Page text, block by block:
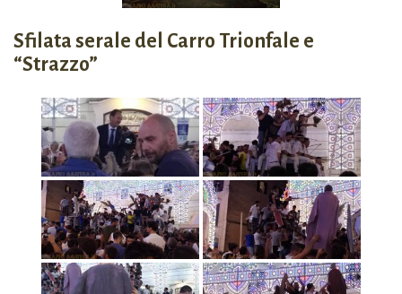
Sfilata serale del Carro Trionfale e
“Strazzo”